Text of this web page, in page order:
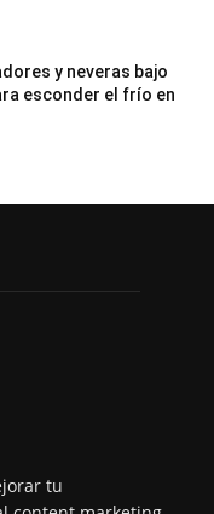
y neveras bajo
esconder el frío en
tu